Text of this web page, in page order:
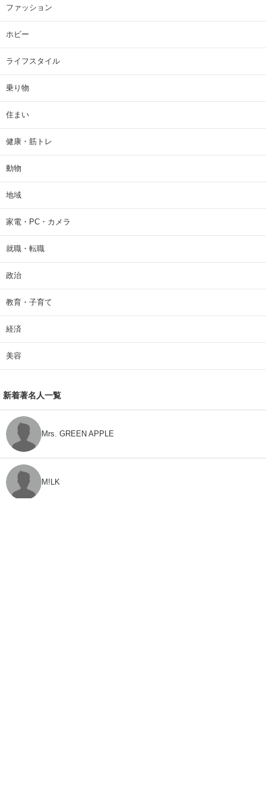
ファッション
ホビー
ライフスタイル
乗り物
住まい
健康・筋トレ
動物
地域
家電・PC・カメラ
就職・転職
政治
教育・子育て
経済
美容
新着著名人一覧
Mrs. GREEN APPLE
M!LK